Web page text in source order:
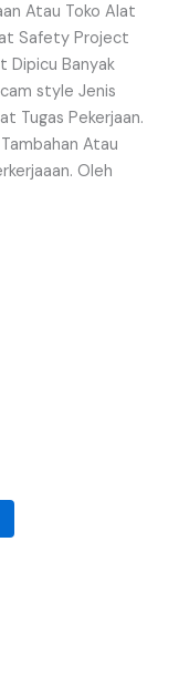
Atau Toko Alat
Safety Project
Dipicu Banyak
style Jenis
Tugas Pekerjaan.
Atau
Oleh